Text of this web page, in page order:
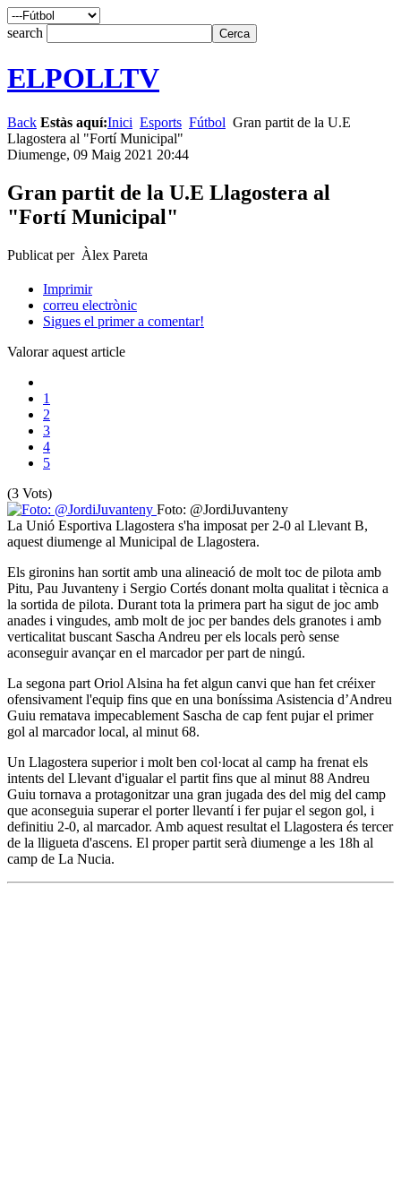
search
ELPOLLTV
Back Estàs aquí:Inici Esports Fútbol Gran partit de la U.E
Llagostera al "Fortí Municipal"
Diumenge, 09 Maig 2021 20:44
Gran partit de la U.E Llagostera al
"Fortí Municipal"
Publicat per Àlex Pareta
Imprimir
correu electrònic
Sigues el primer a comentar!
Valorar aquest article
1
2
3
4
5
(3 Vots)
Foto: @JordiJuvanteny
La Unió Esportiva Llagostera s'ha imposat per 2-0 al Llevant B,
aquest diumenge al Municipal de Llagostera.
Els gironins han sortit amb una alineació de molt toc de pilota amb
Pitu, Pau Juvanteny i Sergio Cortés donant molta qualitat i tècnica a
la sortida de pilota. Durant tota la primera part ha sigut de joc amb
anades i vingudes, amb molt de joc per bandes dels granotes i amb
verticalitat buscant Sascha Andreu per els locals però sense
aconseguir avançar en el marcador per part de ningú.
La segona part Oriol Alsina ha fet algun canvi que han fet créixer
ofensivament l'equip fins que en una boníssima Asistencia d’Andreu
Guiu rematava impecablement Sascha de cap fent pujar el primer
gol al marcador local, al minut 68.
Un Llagostera superior i molt ben col·locat al camp ha frenat els
intents del Llevant d'igualar el partit fins que al minut 88 Andreu
Guiu tornava a protagonitzar una gran jugada des del mig del camp
que aconseguia superar el porter llevantí i fer pujar el segon gol, i
definitiu 2-0, al marcador. Amb aquest resultat el Llagostera és tercer
de la lligueta d'ascens. El proper partit serà diumenge a les 18h al
camp de La Nucia.